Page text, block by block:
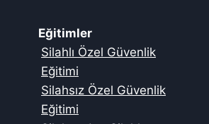
Eğitimler
Silahlı Özel Güvenlik
Eğitimi
Silahsız Özel Güvenlik
Eğitimi